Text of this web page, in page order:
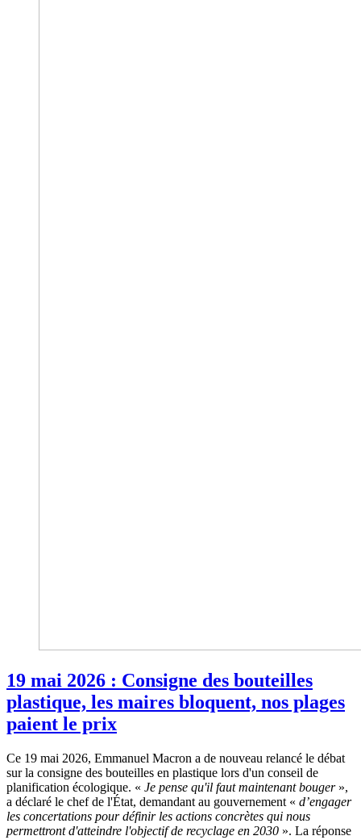
19 mai 2026 : Consigne des bouteilles
plastique, les maires bloquent, nos plages
paient le prix
Ce 19 mai 2026, Emmanuel Macron a de nouveau relancé le débat
sur la consigne des bouteilles en plastique lors d'un conseil de
planification écologique. « Je pense qu'il faut maintenant bouger»,
a déclaré le chef de l'État, demandant au gouvernement « d’engager
les concertations pour définir les actions concrètes qui nous
permettront d'atteindre l'objectif de recyclage en 2030 ». La réponse